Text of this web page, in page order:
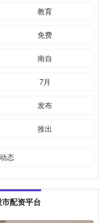
教育
免费
南自
7月
发布
推出
态
配资平台